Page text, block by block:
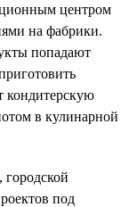
центром
на фабрики.
попадают
кондитерскую
в кулинарной
под